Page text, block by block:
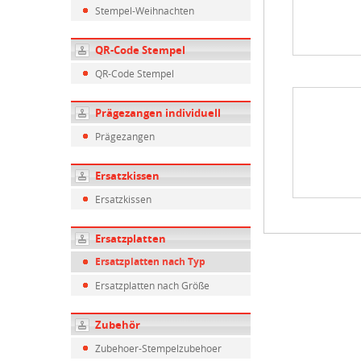
Stempel-Weihnachten
QR-Code Stempel
QR-Code Stempel
Prägezangen individuell
Prägezangen
Ersatzkissen
Ersatzkissen
Ersatzplatten
Ersatzplatten nach Typ
Ersatzplatten nach Größe
Zubehör
Zubehoer-Stempelzubehoer